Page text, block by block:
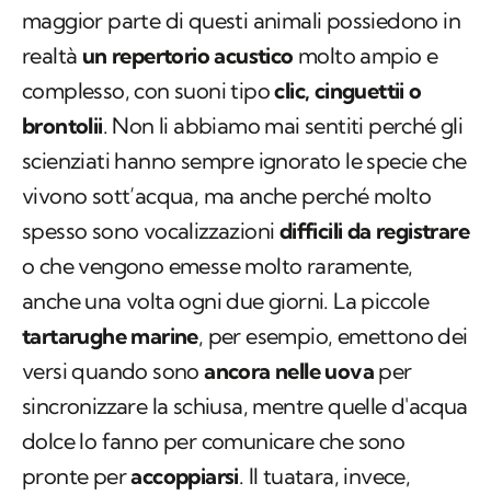
maggior parte di questi animali possiedono in
realtà un repertorio acustico molto ampio e
complesso, con suoni tipoclic, cinguettii o
brontolii. Non li abbiamo mai sentiti perché gli
scienziati hanno sempre ignorato le specie che
vivono sott’acqua, ma anche perché molto
spesso sono vocalizzazioni difficili da registrare
o che vengono emesse molto raramente,
anche una volta ogni due giorni. La piccole
tartarughe marine, per esempio, emettono dei
versi quando sonoancora nelle uova per
sincronizzare la schiusa, mentre quelle d'acqua
dolce lo fanno per comunicare che sono
pronte peraccoppiarsi. Il tuatara, invece,